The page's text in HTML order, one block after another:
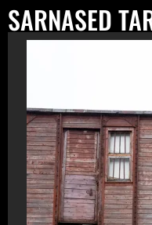
SARNASED